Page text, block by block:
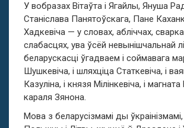
У вобразах Вітаўта і Ягайлы, Януша
Станіслава Панятоўскага, Пане
Хадкевіча — у словах, абліччах,
слабасцях, ува ўсёй невынішчальнай
беларускасці ўгадваем і соймавага
Шушкевіча, і шляхціца Статкевіча, і
Казуліна, і князя Мілінкевіча, і
караля Зянона.
Мова з беларусізмамі ды ўкраінізмамі,